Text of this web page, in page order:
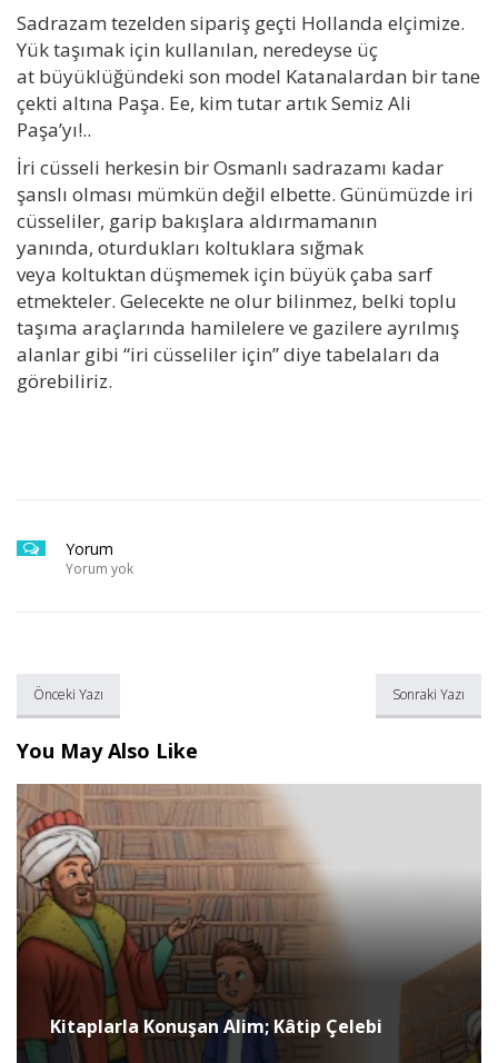
Sadrazam tezelden sipariş geçti Hollanda elçimize.
Yük taşımak için kullanılan, neredeyse üç
at büyüklüğündeki son model Katanalardan bir tane
çekti altına Paşa. Ee, kim tutar artık Semiz Ali
Paşa’yı!..
İri cüsseli herkesin bir Osmanlı sadrazamı kadar
şanslı olması mümkün değil elbette. Günümüzde iri
cüsseliler, garip bakışlara aldırmamanın
yanında, oturdukları koltuklara sığmak
veya koltuktan düşmemek için büyük çaba sarf
etmekteler. Gelecekte ne olur bilinmez, belki toplu
taşıma araçlarında hamilelere ve gazilere ayrılmış
alanlar gibi “iri cüsseliler için” diye tabelaları da
görebiliriz.
Yorum
Yorum yok
Önceki Yazı Sonraki Yazı
You May Also Like
Kitaplarla Konuşan Alim; Kâtip Çelebi